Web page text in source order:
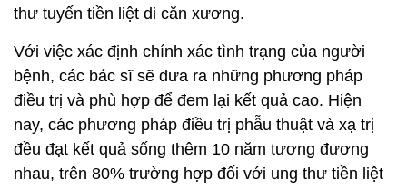
thư tuyến tiền liệt di căn xương.
Với việc xác định chính xác tình trạng của người
bệnh, các bác sĩ sẽ đưa ra những phương pháp
điều trị và phù hợp để đem lại kết quả cao. Hiện
nay, các phương pháp điều trị phẫu thuật và xạ trị
đều đạt kết quả sống thêm 10 năm tương đương
nhau, trên 80% trường hợp đối với ung thư tiền liệt